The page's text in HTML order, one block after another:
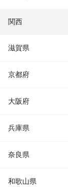
関西
滋賀県
京都府
大阪府
兵庫県
奈良県
和歌山県